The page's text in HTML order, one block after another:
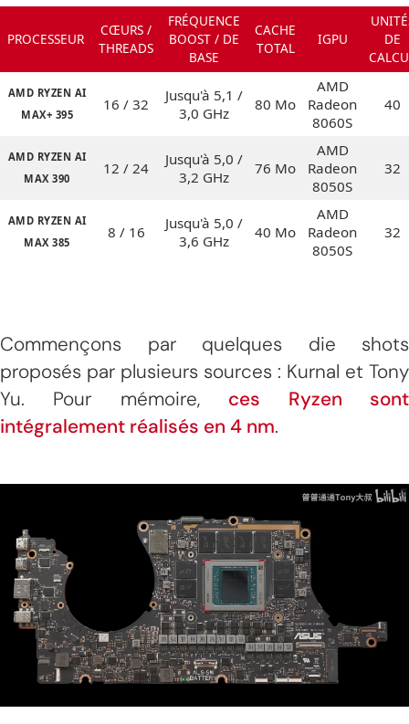
PROCESSEUR
CŒURS /
THREADS
FRÉQUENCE
BOOST / DE
BASE
CACHE
TOTAL
IGPU
DE
AMD RYZEN AI
MAX+ 395
16 / 32
Jusqu'à 5,1 /
3,0 GHz
80 Mo
AMD
Radeon
8060S
40
AMD RYZEN AI
MAX 390
12 / 24
Jusqu'à 5,0 /
3,2 GHz
76 Mo
AMD
Radeon
8050S
32
AMD RYZEN AI
MAX 385
8 / 16
Jusqu'à 5,0 /
3,6 GHz
40 Mo
AMD
Radeon
8050S
32
Commençons par quelques die shots
proposés par plusieurs sources : Kurnal et Tony
Yu. Pour mémoire, ces Ryzen sont
intégralement réalisés en 4 nm.